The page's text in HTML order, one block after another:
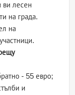
ви лесен
на града.
на
- 55 евро;
и